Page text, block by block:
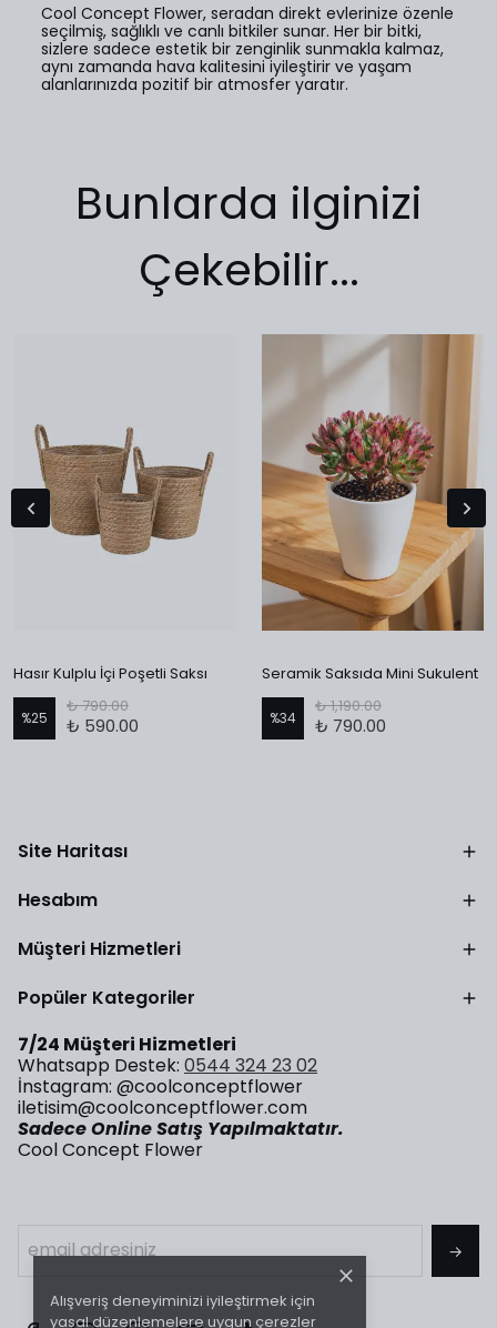
Alışveriş deneyiminizi iyileştirmek için
yasal düzenlemelere uygun çerezler
Cool Concept Flower, seradan direkt evlerinize özenle
seçilmiş, sağlıklı ve canlı bitkiler sunar. Her bir bitki,
sizlere sadece estetik bir zenginlik sunmakla kalmaz,
aynı zamanda hava kalitesini iyileştirir ve yaşam
alanlarınızda pozitif bir atmosfer yaratır.
Bunlarda ilginizi
Çekebilir...
Hasır Kulplu İçi Poşetli Saksı
%25
₺ 790.00
₺ 590.00
Seramik Saksıda Mini Sukulent
%34
₺ 1,190.00
₺ 790.00
Site Haritası
Hesabım
Müşteri Hizmetleri
Popüler Kategoriler
7/24 Müşteri Hizmetleri
Whatsapp Destek: 0544 324 23 02
İnstagram: @coolconceptflower
iletisim@coolconceptflower.com
Sadece Online Satış Yapılmaktatır.
Cool Concept Flower
→